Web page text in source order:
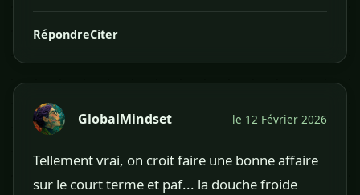
RépondreCiter
GlobalMindset le 12 Février 2026
Tellement vrai, on croit faire une bonne affaire
sur le court terme et paf... la douche froide